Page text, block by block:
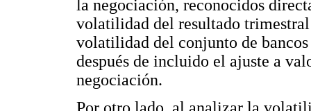
la negociación, reconocidos
volatilidad del resultado
volatilidad del conjunto de
después de incluido el ajuste a
negociación.